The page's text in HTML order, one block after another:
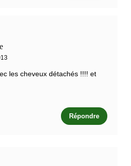
les cheveux détachés !!!! et
Répondre